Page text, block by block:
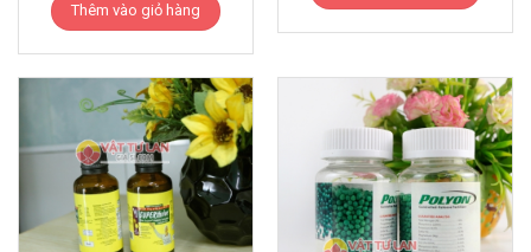
Thêm vào giỏ hàng